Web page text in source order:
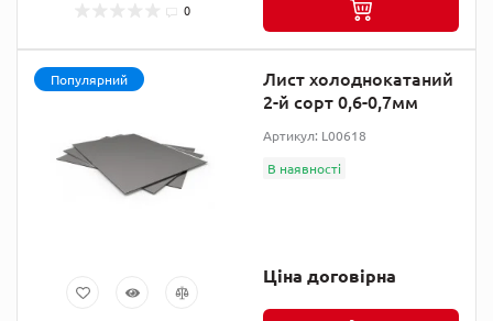
0
Популярний
Лист холоднокатаний
2-й сорт 0,6-0,7мм
Артикул: L00618
В наявності
Ціна договірна